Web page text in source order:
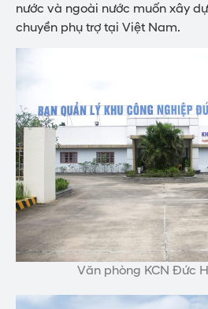
nước và ngoài nước muốn xây
chuyền phụ trợ tại Việt Nam.
Văn phòng KCN Đức